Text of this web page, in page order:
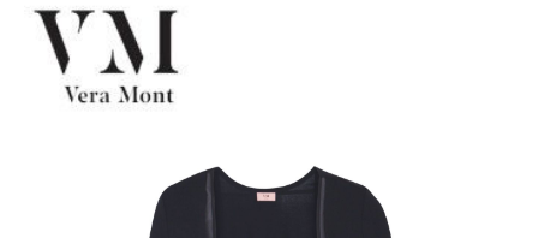
Bildergalerie überspringen